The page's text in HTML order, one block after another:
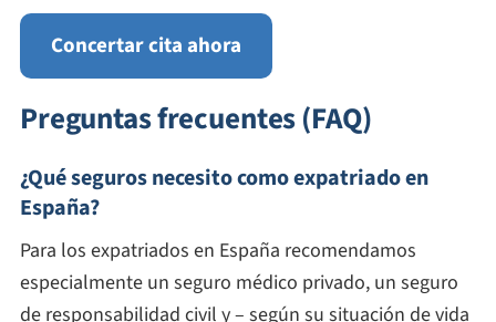
Concertar cita ahora
Preguntas frecuentes (FAQ)
¿Qué seguros necesito como expatriado en
España?
Para los expatriados en España recomendamos
especialmente un seguro médico privado, un seguro
de responsabilidad civil y – según su situación de vida